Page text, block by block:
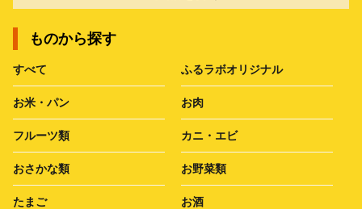
ものから探す
すべて ふるラボオリジナル
お米・パン お肉
フルーツ類 カニ・エビ
おさかな類 お野菜類
たまご お酒